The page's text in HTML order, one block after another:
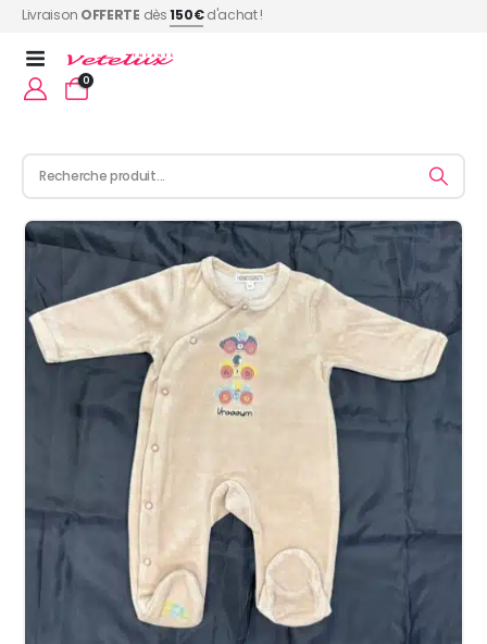
Livraison OFFERTE dès150€d'achat !
0